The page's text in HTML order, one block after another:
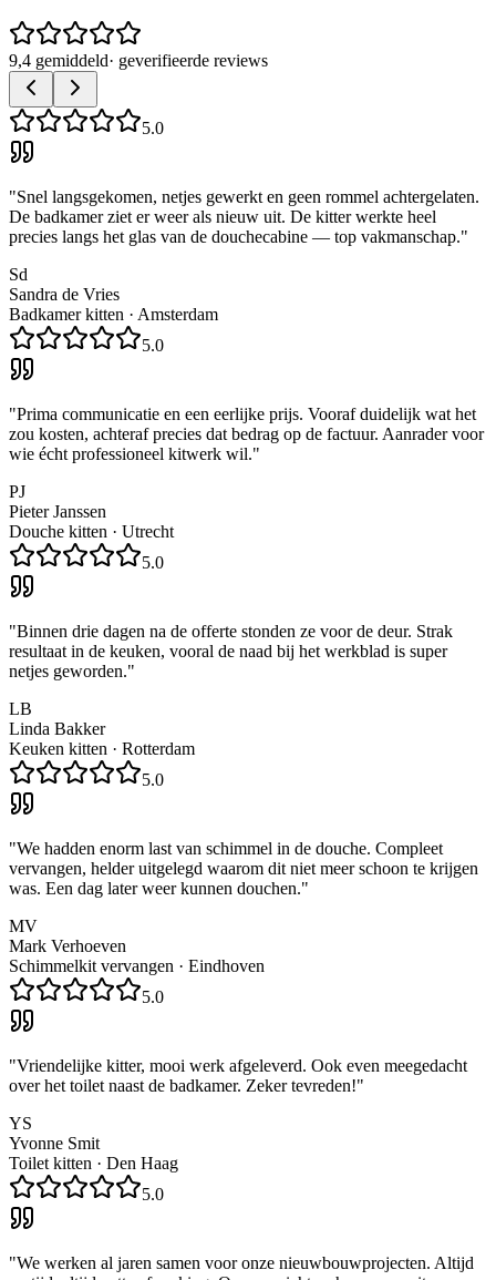
9,4 gemiddeld· geverifieerde reviews
5.0
"Snel langsgekomen, netjes gewerkt en geen rommel achtergelaten.
De badkamer ziet er weer als nieuw uit. De kitter werkte heel
precies langs het glas van de douchecabine — top vakmanschap."
Sd
Sandra de Vries
Badkamer kitten · Amsterdam
5.0
"Prima communicatie en een eerlijke prijs. Vooraf duidelijk wat het
zou kosten, achteraf precies dat bedrag op de factuur. Aanrader voor
wie écht professioneel kitwerk wil."
PJ
Pieter Janssen
Douche kitten · Utrecht
5.0
"Binnen drie dagen na de offerte stonden ze voor de deur. Strak
resultaat in de keuken, vooral de naad bij het werkblad is super
netjes geworden."
LB
Linda Bakker
Keuken kitten · Rotterdam
5.0
"We hadden enorm last van schimmel in de douche. Compleet
vervangen, helder uitgelegd waarom dit niet meer schoon te krijgen
was. Een dag later weer kunnen douchen."
MV
Mark Verhoeven
Schimmelkit vervangen · Eindhoven
5.0
"Vriendelijke kitter, mooi werk afgeleverd. Ook even meegedacht
over het toilet naast de badkamer. Zeker tevreden!"
YS
Yvonne Smit
Toilet kitten · Den Haag
5.0
"We werken al jaren samen voor onze nieuwbouwprojecten. Altijd